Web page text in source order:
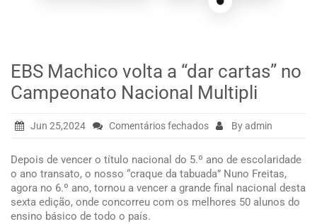
EBS Machico volta a “dar cartas” no
Campeonato Nacional Multipli
Jun 25,2024 Comentários fechadosem
Machico
volta
“dar
By admin
Depois de vencer o título nacional do 5.º ano de escolaridade
o ano transato, o nosso “craque da tabuada” Nuno Freitas,
agora no 6.º ano, tornou a vencer a grande final nacional desta
sexta edição, onde concorreu com os melhores 50 alunos do
ensino básico de todo o país.